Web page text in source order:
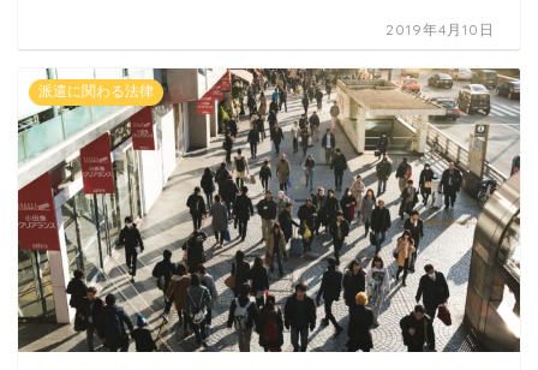
2019年4月10日
派遣に関わる法律